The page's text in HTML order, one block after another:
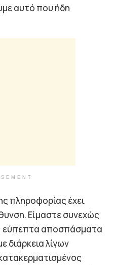
αυτό που ήδη
πληροφορίας έχει
Είμαστε συνεχώς
εύπεπτα αποσπάσματα
διάρκεια λίγων